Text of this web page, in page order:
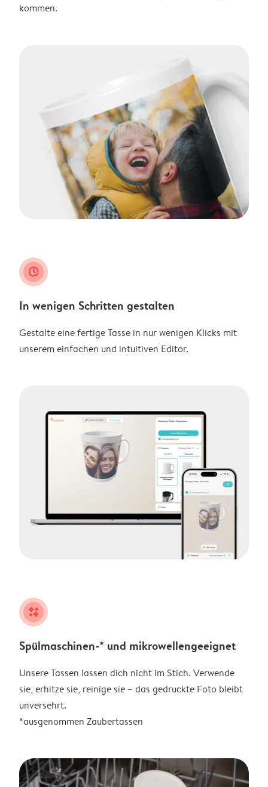
kommen.
clock_check
In wenigen Schritten gestalten
Gestalte eine fertige Tasse in nur wenigen Klicks mit
unserem einfachen und intuitiven Editor.
night
Spülmaschinen-* und mikrowellengeeignet
Unsere Tassen lassen dich nicht im Stich. Verwende
sie, erhitze sie, reinige sie – das gedruckte Foto bleibt
unversehrt.
*ausgenommen Zaubertassen